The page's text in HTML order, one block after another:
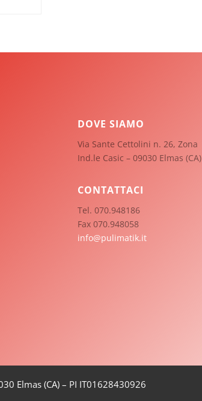
DOVE SIAMO
Via Sante Cettolini n. 26, Zona
Ind.le Casic – 09030 Elmas (CA)
CONTATTACI
Tel. 070.948186
Fax 070.948058
info@pulimatik.it
Elmas (CA) – PI IT01628430926